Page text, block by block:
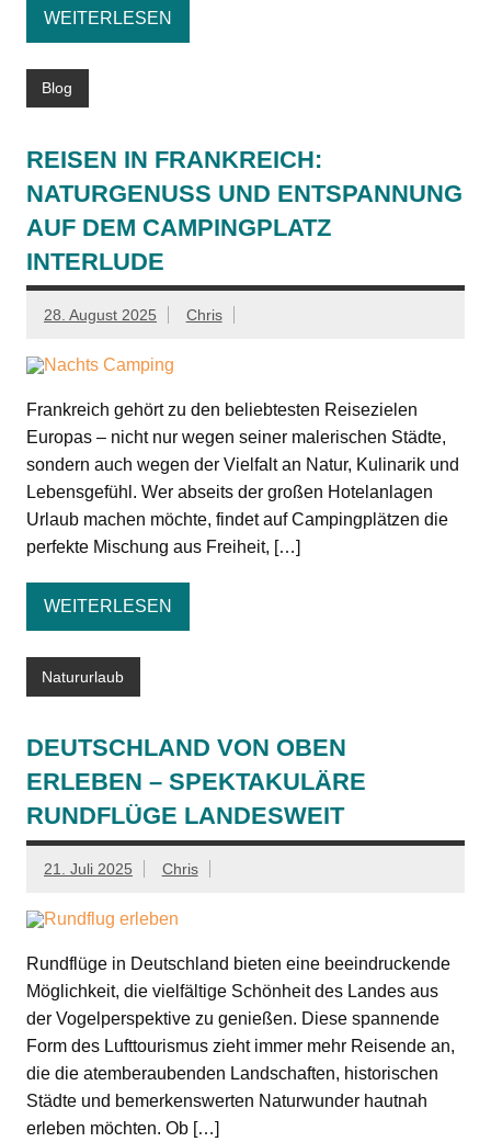
WEITERLESEN
Blog
REISEN IN FRANKREICH:
NATURGENUSS UND ENTSPANNUNG
AUF DEM CAMPINGPLATZ
INTERLUDE
28. August 2025 Chris
Frankreich gehört zu den beliebtesten Reisezielen
Europas – nicht nur wegen seiner malerischen Städte,
sondern auch wegen der Vielfalt an Natur, Kulinarik und
Lebensgefühl. Wer abseits der großen Hotelanlagen
Urlaub machen möchte, findet auf Campingplätzen die
perfekte Mischung aus Freiheit, […]
WEITERLESEN
Natururlaub
DEUTSCHLAND VON OBEN
ERLEBEN – SPEKTAKULÄRE
RUNDFLÜGE LANDESWEIT
21. Juli 2025 Chris
Rundflüge in Deutschland bieten eine beeindruckende
Möglichkeit, die vielfältige Schönheit des Landes aus
der Vogelperspektive zu genießen. Diese spannende
Form des Lufttourismus zieht immer mehr Reisende an,
die die atemberaubenden Landschaften, historischen
Städte und bemerkenswerten Naturwunder hautnah
erleben möchten. Ob […]